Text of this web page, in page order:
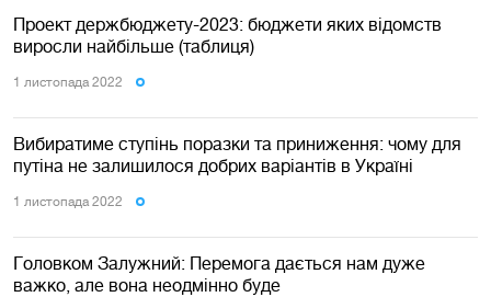
Проект держбюджету-2023: бюджети яких відомств
виросли найбільше (таблиця)
1 листопада 2022
Вибиратиме ступінь поразки та приниження: чому для
путіна не залишилося добрих варіантів в Україні
1 листопада 2022
Головком Залужний: Перемога дається нам дуже
важко, але вона неодмінно буде